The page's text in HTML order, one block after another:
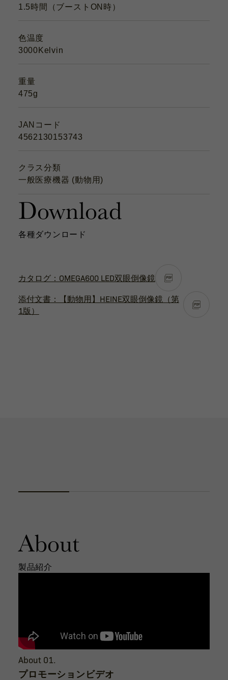
1.5時間（ブーストON時）
色温度
3000Kelvin
重量
475g
JANコード
4562130153743
クラス分類
一般医療機器 (動物用)
Download
各種ダウンロード
カタログ：OMEGA600 LED双眼倒像鏡
添付文書：【動物用】HEINE双眼倒像鏡（第
1版）
About
製品紹介
About 01.
プロモーションビデオ